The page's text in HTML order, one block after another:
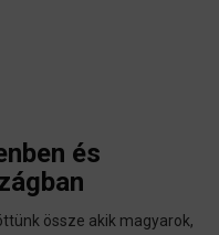
és
össze akik magyarok,